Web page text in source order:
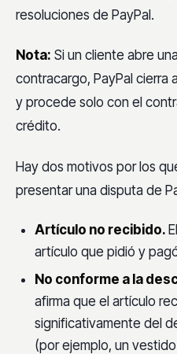
resoluciones de PayPal.
Nota: Si un cliente abre
contracargo, PayPal cierra
y procede solo con el
crédito.
Hay dos motivos por los
presentar una disputa de
Artículo no recibido.
artículo que pidió y
No conforme a la
afirma que el artículo
significativamente del
(por ejemplo, un